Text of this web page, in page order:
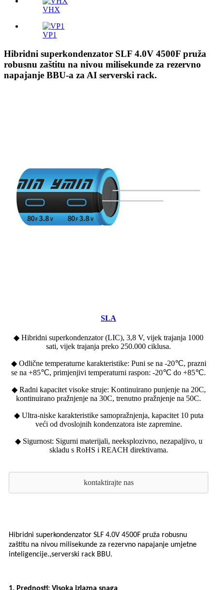
VHX
VP1
Hibridni superkondenzator SLF 4.0V 4500F pruža
robusnu zaštitu na nivou milisekunde za rezervno
napajanje BBU-a za AI serverski rack.
SLA
◆ Hibridni superkondenzator (LIC), 3,8 V, vijek trajanja 1000
sati, vijek trajanja preko 250.000 ciklusa.
◆ Odlične temperaturne karakteristike: Puni se na -20℃, prazni
se na +85℃, primjenjivi temperaturni raspon: -20℃ do +85℃.
◆ Radni kapacitet visoke struje: Kontinuirano punjenje na 20C,
kontinuirano pražnjenje na 30C, trenutno pražnjenje na 50C.
◆ Ultra-niske karakteristike samopražnjenja, kapacitet 10 puta
veći od dvoslojnih kondenzatora iste zapremine.
◆ Sigurnost: Sigurni materijali, neeksplozivno, nezapaljivo, u
skladu s RoHS i REACH direktivama.
kontaktirajte nas
Hibridni superkondenzator SLF 4.0V 4500F pruža robusnu
zaštitu na nivou milisekunde za rezervno napajanje umjetne
inteligencije.,serverski rack BBU.